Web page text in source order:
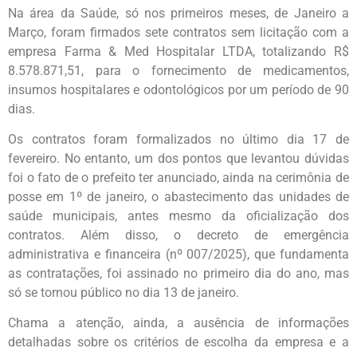
Na área da Saúde, só nos primeiros meses, de Janeiro a
Março, foram firmados sete contratos sem licitação com a
empresa Farma & Med Hospitalar LTDA, totalizando R$
8.578.871,51, para o fornecimento de medicamentos,
insumos hospitalares e odontológicos por um período de 90
dias.
Os contratos foram formalizados no último dia 17 de
fevereiro. No entanto, um dos pontos que levantou dúvidas
foi o fato de o prefeito ter anunciado, ainda na cerimônia de
posse em 1º de janeiro, o abastecimento das unidades de
saúde municipais, antes mesmo da oficialização dos
contratos. Além disso, o decreto de emergência
administrativa e financeira (nº 007/2025), que fundamenta
as contratações, foi assinado no primeiro dia do ano, mas
só se tornou público no dia 13 de janeiro.
Chama a atenção, ainda, a ausência de informações
detalhadas sobre os critérios de escolha da empresa e a